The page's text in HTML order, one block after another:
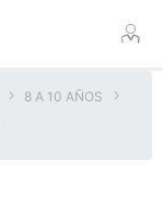
8 A 10 AÑOS